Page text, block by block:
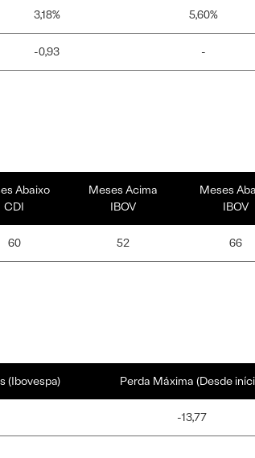
3,18% 5,60%
-0,93 -
Abaixo
CDI
Meses Acima
IBOV
Meses
IBOV
60 52 66
(Ibovespa) Perda Máxima (Desde
-13,77